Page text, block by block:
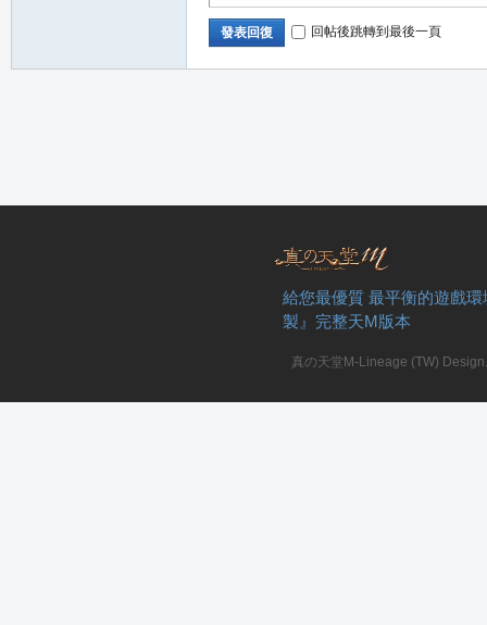
發表回復 回帖後跳轉到最後一頁
給您最優質 最平衡的遊戲
製』完整天M版本
真の天堂M-Lineage (TW)